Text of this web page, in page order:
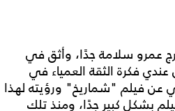
عمرو سلامة جدًا، وأثق في
فكرة الثقة العمياء في
عن فيلم "شماريخ" ورؤيته لهذا
بشكل كبير جدًا، ومنذ تلك